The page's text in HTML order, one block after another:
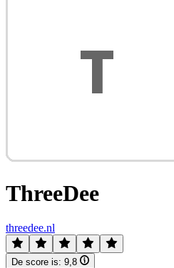
ThreeDee
threedee.nl
De score is: 9,8